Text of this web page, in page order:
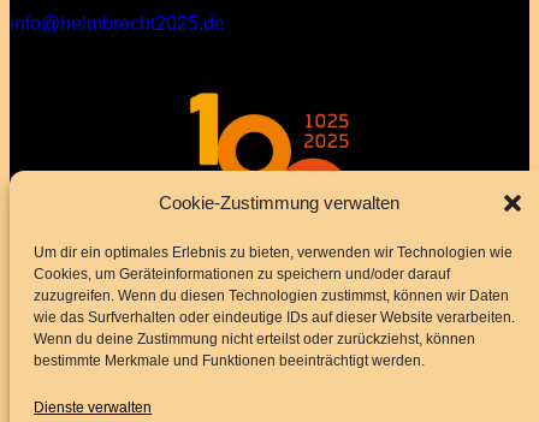
Cookie-Zustimmung verwalten
Um dir ein optimales Erlebnis zu bieten, verwenden wir Technologien wie
Cookies, um Geräteinformationen zu speichern und/oder darauf
zuzugreifen. Wenn du diesen Technologien zustimmst, können wir Daten
wie das Surfverhalten oder eindeutige IDs auf dieser Website verarbeiten.
Wenn du deine Zustimmung nicht erteilst oder zurückziehst, können
bestimmte Merkmale und Funktionen beeinträchtigt werden.
Dienste verwalten
info@helmbrecht2025.de